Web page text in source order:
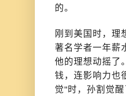
的。
刚到美国时，理
著名学者一年薪
他的理想动摇了
钱，连影响力也
觉"时，孙割觉